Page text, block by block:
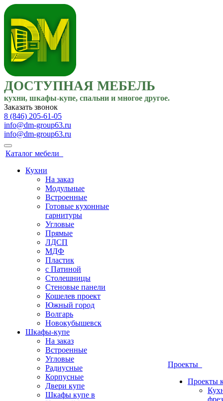
ДОСТУПНАЯ МЕБЕЛЬ
кухни, шкафы-купе, спальни и многое другое.
Заказать звонок
8 (846) 205-61-05
info@dm-group63.ru
info@dm-group63.ru
Каталог мебели
Кухни
На заказ
Модульные
Встроенные
Готовые кухонные
гарнитуры
Угловые
Прямые
ЛДСП
МДФ
Пластик
с Патиной
Столешницы
Стеновые панели
Кошелев проект
Южный город
Волгарь
Новокубышевск
Шкафы-купе
На заказ
Встроенные
Угловые
Радиусные
Корпусные
Двери купе
Шкафы купе в
Проекты
Проекты